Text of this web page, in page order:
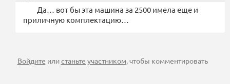
Да… вот бы эта машина за 2500 имела еще и
приличную комплектацию…
Войдите илистаньте участником, чтобы комментировать